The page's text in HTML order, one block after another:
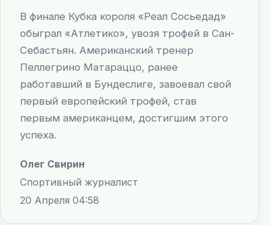
В финале Кубка короля «Реал Сосьедад»
обыграл «Атлетико», увозя трофей в Сан-
Себастьян. Американский тренер
Пеллегрино Матараццо, ранее
работавший в Бундеслиге, завоевал свой
первый европейский трофей, став
первым американцем, достигшим этого
успеха.
Олег Свирин
Спортивный журналист
20 Апреля 04:58